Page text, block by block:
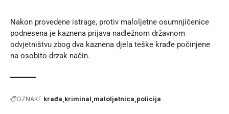
Nakon provedene istrage, protiv maloljetne osumnjičenice
podnesena je kaznena prijava nadležnom državnom
odvjetništvu zbog dva kaznena djela teške krađe počinjene
na osobito drzak način.
OZNAKE krađa kriminal maloljetnica policija